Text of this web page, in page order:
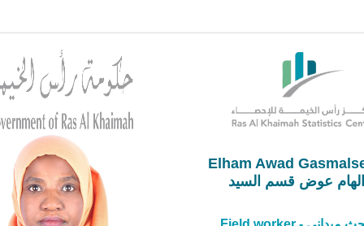
Elham Awad
الهام عوض قسم السيد